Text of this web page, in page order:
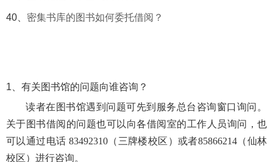
40、 密集书库的图书如何委托借阅？
1、 有关图书馆的问题向谁咨询？
读者在图书馆遇到问题可先到服务总台咨询窗口询问。
关于图书借阅的问题也可以向各借阅室的工作人员询问，也
可以通过电话 83492310（三牌楼校区）或者85866214（仙林
校区）进行咨询。